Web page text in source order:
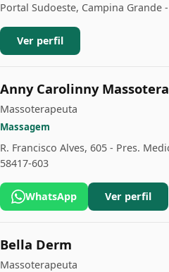
Portal Sudoeste, Campina Grande
Ver perfil
Anny Carolinny
Massoterapeuta
Massagem
R. Francisco Alves, 605 - Pres.
58417-603
WhatsApp Ver perfil
Bella Derm
Massoterapeuta